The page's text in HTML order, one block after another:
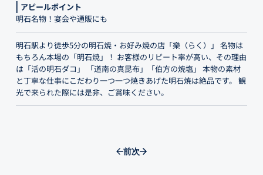
アピールポイント
明石名物！宴会や通販にも
明石駅より徒歩5分の明石焼・お好み焼の店「樂（らく）」 名物は
もちろん本場の「明石焼」！ お客様のリピート率が高い、その理由
は「活の明石ダコ」 「道南の真昆布」「伯方の焼塩」 本物の素材
と丁寧な仕事にこだわり一つ一つ焼きあげた明石焼は絶品です。 観
光で来られた際には是非、ご賞味ください。
前次